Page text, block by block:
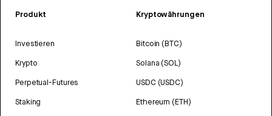
Produkt
Investieren
Krypto
Perpetual-Futures
Staking
Kryptowährungen
Bitcoin (BTC)
Solana (SOL)
USDC (USDC)
Ethereum (ETH)